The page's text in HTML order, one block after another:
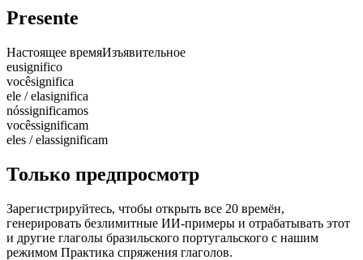
Presente
Настоящее времяИзъявительное
eusignifico
vocêsignifica
ele / elasignifica
nóssignificamos
vocêssignificam
eles / elassignificam
Только предпросмотр
Зарегистрируйтесь, чтобы открыть все 20 времён,
генерировать безлимитные ИИ-примеры и отрабатывать этот
и другие глаголы бразильского португальского с нашим
режимом Практика спряжения глаголов.